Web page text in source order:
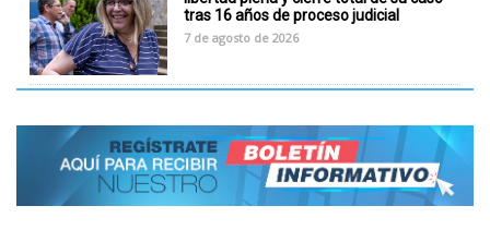
tras 16 años de proceso judicial
7 de agosto de 2026